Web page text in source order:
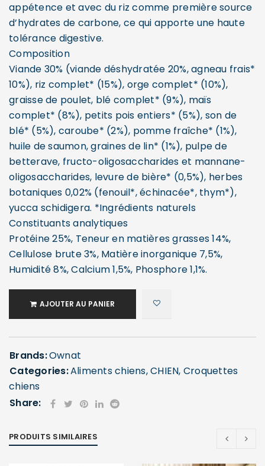
appétence et avec du riz comme première source
d’hydrates de carbone, ce qui apporte une haute
tolérance digestive.
Composition
Viande 30% (viande déshydratée 20%, agneau frais*
10%), riz complet* (15%), orge complet* (10%),
graisse de poulet, blé complet* (9%), maïs
complet* (8%), petits pois entiers* (5%), son de
blé* (5%), caroube* (2%), pomme fraîche* (1%),
huile de saumon, graines de lin* (1%), pulpe de
betterave, fructo-oligosaccharides et mannane-
oligosaccharides, levure de bière* (0,5%), herbes
botaniques 0,02% (fenouil*, échinacée*, thym*),
yucca schidigera. *Ingrédients naturels
Constituants analytiques
Protéine 25%, Teneur en matières grasses 14%,
Cellulose brute 3%, Matière inorganique 7,5%,
Humidité 8%, Calcium 1,5%, Phosphore 1,1%.
AJOUTER AU PANIER
Brands:Ownat
Categories:Aliments chiens,CHIEN, Croquettes
chiens
Share:
PRODUITS SIMILAIRES